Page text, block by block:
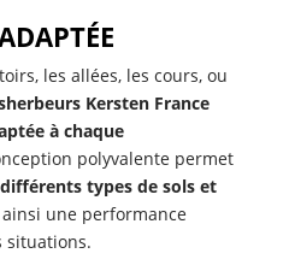
les allées, les cours, ou
Kersten France
à chaque
polyvalente permet
types de sols et
une performance
situations.